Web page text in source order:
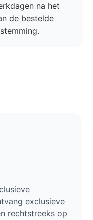
na het
de bestelde
exclusieve
rechtstreeks op